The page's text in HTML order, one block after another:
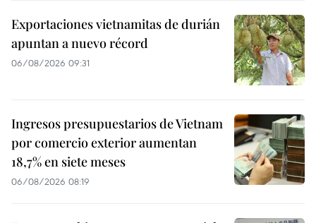
Exportaciones vietnamitas de durián
apuntan a nuevo récord
06/08/2026 09:31
Ingresos presupuestarios de Vietnam
por comercio exterior aumentan
18,7% en siete meses
06/08/2026 08:19